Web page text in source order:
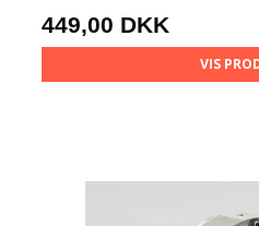
449,00 DKK
VIS